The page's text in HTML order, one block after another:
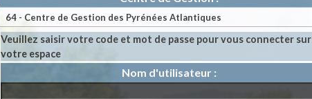
Veuillez saisir votre code et mot de passe pour vous connecter sur
votre espace
Nom d'utilisateur :